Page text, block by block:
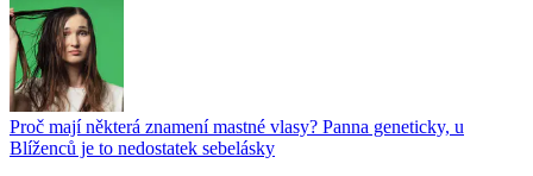
Proč mají některá znamení mastné vlasy? Panna geneticky, u
Blíženců je to nedostatek sebelásky